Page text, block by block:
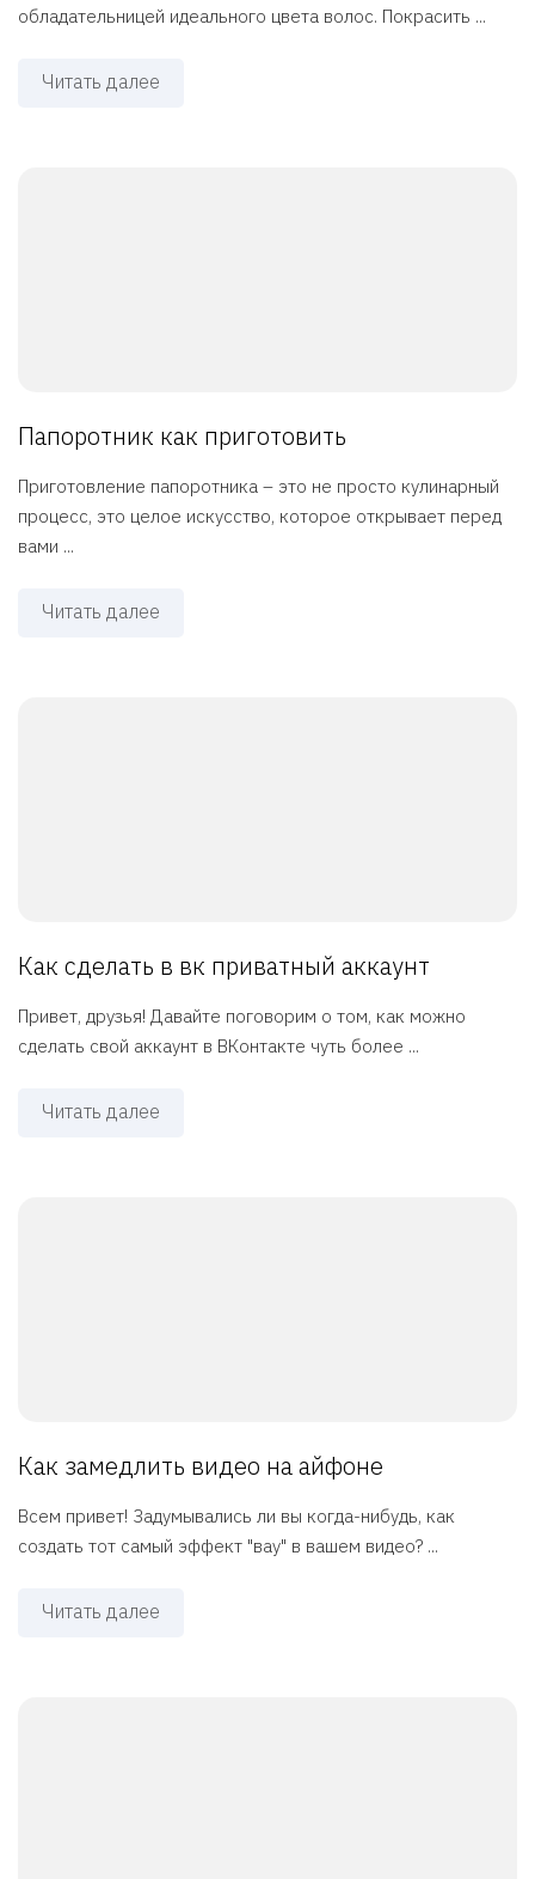
обладательницей идеального цвета волос. Покрасить ...
Читать далее
Папоротник как приготовить
Приготовление папоротника – это не просто кулинарный
процесс, это целое искусство, которое открывает перед
вами ...
Читать далее
Как сделать в вк приватный аккаунт
Привет, друзья! Давайте поговорим о том, как можно
сделать свой аккаунт в ВКонтакте чуть более ...
Читать далее
Как замедлить видео на айфоне
Всем привет! Задумывались ли вы когда-нибудь, как
создать тот самый эффект "вау" в вашем видео? ...
Читать далее